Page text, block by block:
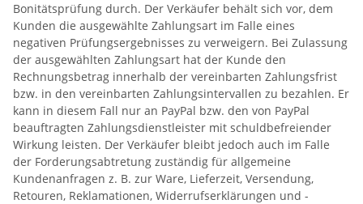
Bonitätsprüfung durch. Der Verkäufer behält sich vor, dem
Kunden die ausgewählte Zahlungsart im Falle eines
negativen Prüfungsergebnisses zu verweigern. Bei Zulassung
der ausgewählten Zahlungsart hat der Kunde den
Rechnungsbetrag innerhalb der vereinbarten Zahlungsfrist
bzw. in den vereinbarten Zahlungsintervallen zu bezahlen. Er
kann in diesem Fall nur an PayPal bzw. den von PayPal
beauftragten Zahlungsdienstleister mit schuldbefreiender
Wirkung leisten. Der Verkäufer bleibt jedoch auch im Falle
der Forderungsabtretung zuständig für allgemeine
Kundenanfragen z. B. zur Ware, Lieferzeit, Versendung,
Retouren, Reklamationen, Widerrufserklärungen und -